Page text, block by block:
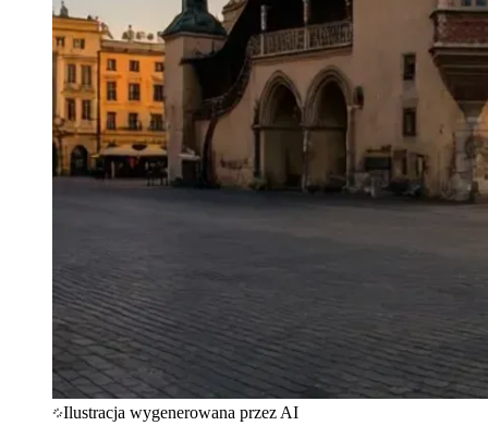
Ilustracja wygenerowana przez AI